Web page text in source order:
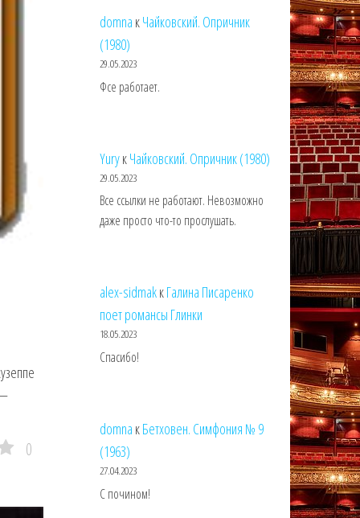
0
domna кЧайковский. Опричник
(1980)
29.05.2023
Фсе работает.
YuryкЧайковский. Опричник (1980)
29.05.2023
Все ссылки не работают. Невозможно
даже просто что-то прослушать.
alex-sidmakкГалина Писаренко
поет романсы Глинки
18.05.2023
Спасибо!
domna кБетховен. Симфония № 9
(1963)
27.04.2023
С почином!